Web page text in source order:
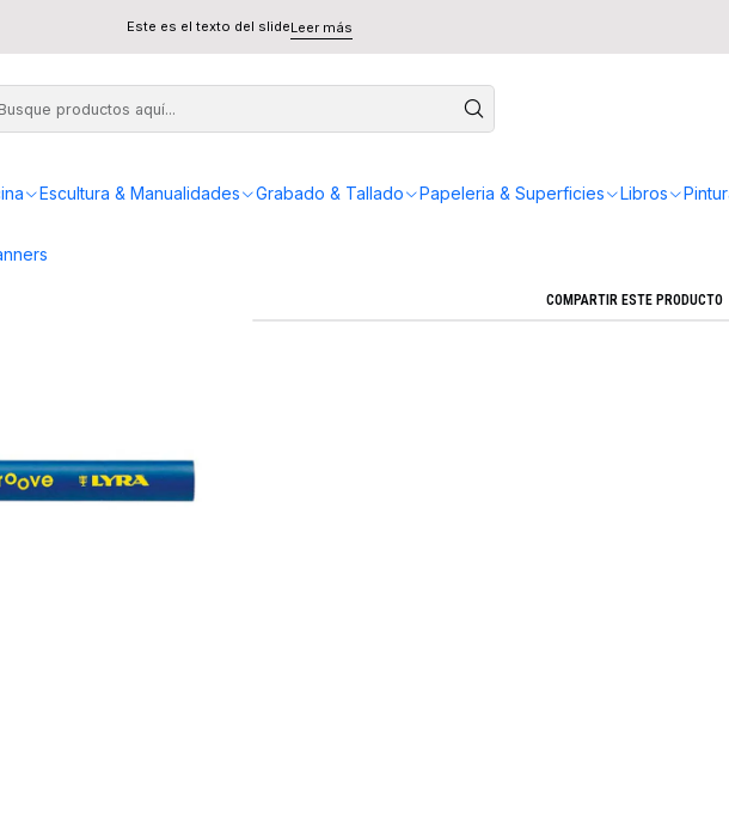
Escultura & Manualidades Grabado & Tallado Papeleria & Superficies Libros
Este es el texto del slideLeer más
Groove individual
Lápiz Grafito Jumbo Lyra
Agregar a la lista de
COMPARTIR ESTE PRODUCTO